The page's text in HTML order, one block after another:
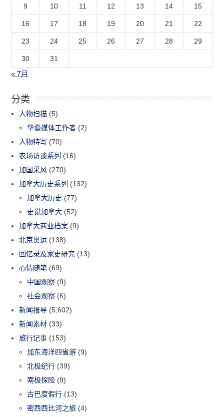
9 10 11 12 13 14 15
16 17 18 19 20 21 22
23 24 25 26 27 28 29
30
31
« 7月
分类
人物扫描 (5)
华裔媒体工作者 (2)
人物特写 (70)
农场访谈系列 (16)
加国采风 (270)
加拿大历史系列 (132)
加拿大历史 (77)
史说加拿大 (52)
加拿大商业档案 (9)
北京奥运 (138)
回忆录及家史研究 (13)
心情随笔 (69)
中国观察 (9)
社会观察 (6)
新闻报导 (5,602)
新闻素材 (33)
旅行记事 (153)
加东海洋四省游 (9)
北极纪行 (39)
南极探险 (8)
古巴度假行 (13)
密西西比河之旅 (4)